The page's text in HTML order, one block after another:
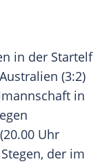
in der Startelf
Australien (3:2)
in
(20.00 Uhr
, der im